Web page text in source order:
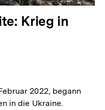
Krieg in
2022, begann
in die Ukraine.